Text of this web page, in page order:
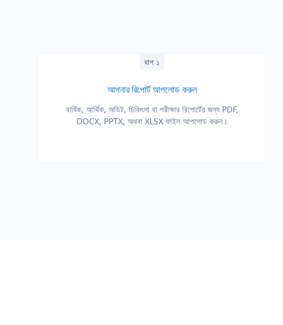
ধাপ ১
আপনার রিপোর্ট আপলোড করুন
বার্ষিক, আর্থিক, অডিট, চিকিৎসা বা পরীক্ষার রিপোর্টের জন্য PDF,
DOCX, PPTX, অথবা XLSX ফাইল আপলোড করুন।